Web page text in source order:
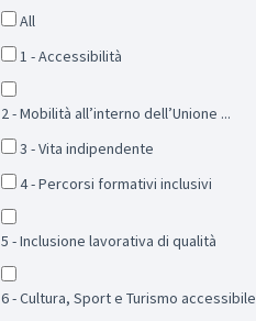
All
1 - Accessibilità
2 - Mobilità all’interno dell’Unione ...
3 - Vita indipendente
4 - Percorsi formativi inclusivi
5 - Inclusione lavorativa di qualità
6 - Cultura, Sport e Turismo accessibile